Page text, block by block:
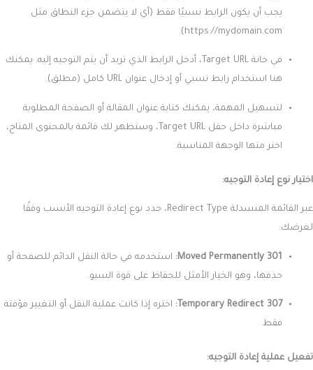
يجب أن يكون الرابط نسبيًا فقط (أي لا يتضمن جزء النطاق مثل
https://mydomain.com).
في خانة Target URL، أدخل الرابط الذي تريد أن يتم التوجيه إليه. يمكنك
هنا استخدام رابط نسبي أو إدخال عنوان URL كامل (مطلق).
لتسهيل المهمة، يمكنك كتابة عنوان المقالة أو الصفحة المطلوبة
مباشرة داخل حقل Target URL، وستظهر لك قائمة بالمحتوى المتاح،
اختر منها الوجهة المناسبة.
اختيار نوع إعادة التوجيه:
عبر القائمة المنسدلة Redirect Type، حدد نوع إعادة التوجيه الأنسب وفقًا
لغرضك:
301 Moved Permanently:
استخدمه في حالة النقل الدائم للصفحة أو
حذفها، وهو الخيار الأمثل للحفاظ على قوة السيو.
307 Temporary Redirect:
اختره إذا كانت عملية النقل أو التغيير مؤقتة
فقط.
تفعيل عملية إعادة التوجيه: